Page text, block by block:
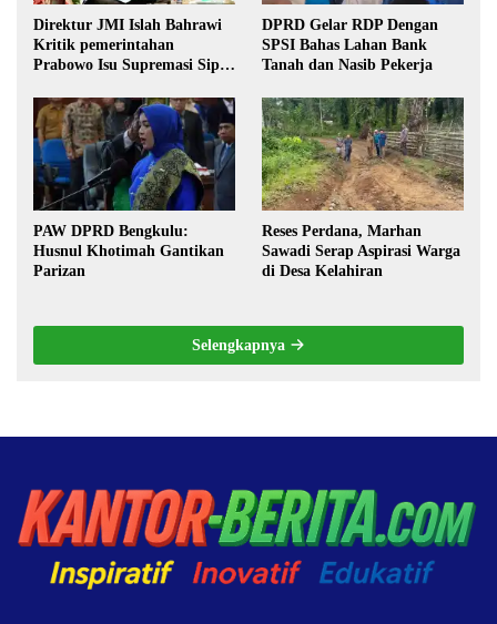
Direktur JMI Islah Bahrawi
Kritik pemerintahan
Prabowo Isu Supremasi Sipil,
Pilkada oleh DPRD
DPRD Gelar RDP Dengan
SPSI Bahas Lahan Bank
Tanah dan Nasib Pekerja
PAW DPRD Bengkulu:
Husnul Khotimah Gantikan
Parizan
Reses Perdana, Marhan
Sawadi Serap Aspirasi Warga
di Desa Kelahiran
Selengkapnya